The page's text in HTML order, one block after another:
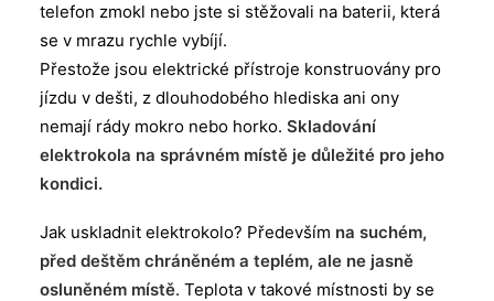
telefon zmokl nebo jste si stěžovali na baterii, která
se v mrazu rychle vybíjí.
Přestože jsou elektrické přístroje konstruovány pro
jízdu v dešti, z dlouhodobého hlediska ani ony
nemají rády mokro nebo horko. Skladování
elektrokola na správném místě je důležité pro jeho
kondici.
Jak uskladnit elektrokolo? Především na suchém,
před deštěm chráněném a teplém, ale ne jasně
osluněném místě. Teplota v takové místnosti by se